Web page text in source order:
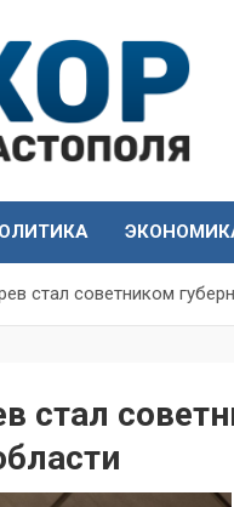
стал советником
стал